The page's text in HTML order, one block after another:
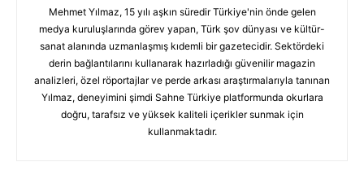
Mehmet Yılmaz, 15 yılı aşkın süredir Türkiye'nin önde gelen
medya kuruluşlarında görev yapan, Türk şov dünyası ve kültür-
sanat alanında uzmanlaşmış kıdemli bir gazetecidir. Sektördeki
derin bağlantılarını kullanarak hazırladığı güvenilir magazin
analizleri, özel röportajlar ve perde arkası araştırmalarıyla tanınan
Yılmaz, deneyimini şimdi Sahne Türkiye platformunda okurlara
doğru, tarafsız ve yüksek kaliteli içerikler sunmak için
kullanmaktadır.